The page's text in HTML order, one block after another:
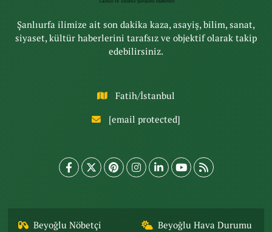
Şanlıurfa ilimize ait son dakika kaza, asayiş, bilim, sanat,
siyaset, kültür haberlerini tarafsız ve objektif olarak takip
edebilirsiniz.
Fatih/İstanbul
[email protected]
Beyoğlu Nöbetçi
Beyoğlu Hava Durumu